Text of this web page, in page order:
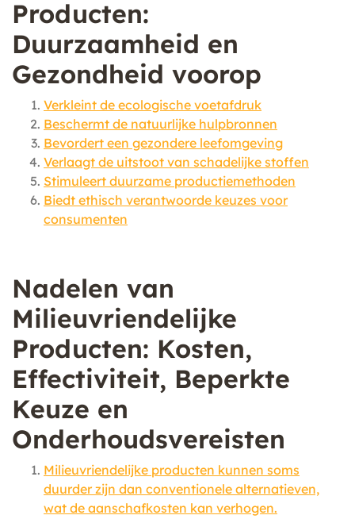
Producten:
Duurzaamheid en
Gezondheid voorop
Verkleint de ecologische voetafdruk
Beschermt de natuurlijke hulpbronnen
Bevordert een gezondere leefomgeving
Verlaagt de uitstoot van schadelijke stoffen
Stimuleert duurzame productiemethoden
Biedt ethisch verantwoorde keuzes voor
consumenten
Nadelen van
Milieuvriendelijke
Producten: Kosten,
Effectiviteit, Beperkte
Keuze en
Onderhoudsvereisten
Milieuvriendelijke producten kunnen soms
duurder zijn dan conventionele alternatieven,
wat de aanschafkosten kan verhogen.